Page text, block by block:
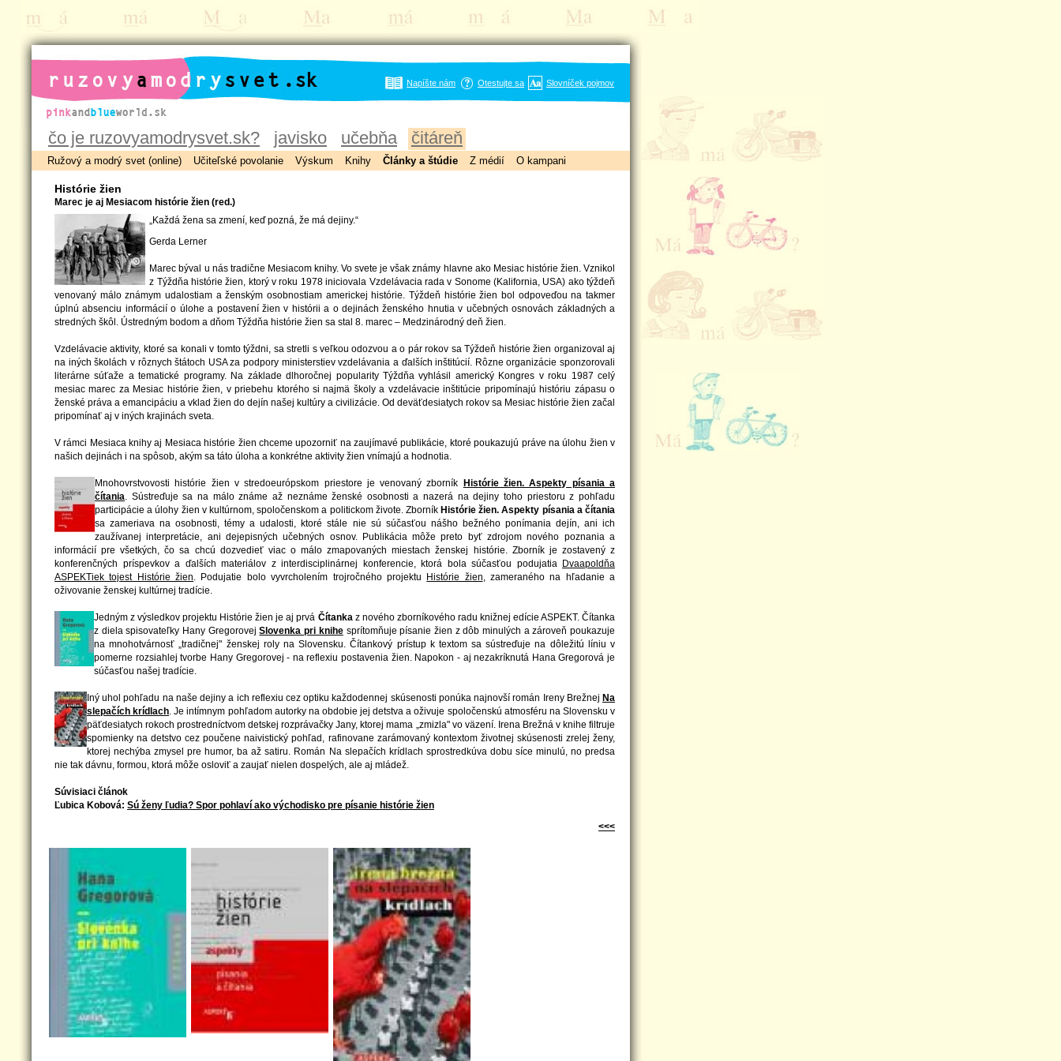
ruzovyamodrysvet.sk
Napíšte nám Otestujte sa Slovníček pojmov
čo je ruzovyamodrysvet.sk? javisko učebňa čitáreň
Ružový a modrý svet (online) Učiteľské povolanie Výskum Knihy Články a štúdie Z médií O kampani
Histórie žien
Marec je aj Mesiacom histórie žien (red.)
„Každá žena sa zmení, keď pozná, že má dejiny.“
Gerda Lerner
Marec býval u nás tradične Mesiacom knihy. Vo svete je však známy hlavne ako Mesiac histórie žien. Vznikol
z Týždňa histórie žien, ktorý v roku 1978 iniciovala Vzdelávacia rada v Sonome (Kalifornia, USA) ako týždeň
venovaný málo známym udalostiam a ženským osobnostiam americkej histórie. Týždeň histórie žien bol odpoveďou na takmer
úplnú absenciu informácií o úlohe a postavení žien v histórii a o dejinách ženského hnutia v učebných osnovách základných a
stredných škôl. Ústredným bodom a dňom Týždňa histórie žien sa stal 8. marec – Medzinárodný deň žien.
Vzdelávacie aktivity, ktoré sa konali v tomto týždni, sa stretli s veľkou odozvou a o pár rokov sa Týždeň histórie žien organizoval aj
na iných školách v rôznych štátoch USA za podpory ministerstiev vzdelávania a ďalších inštitúcií. Rôzne organizácie sponzorovali
literárne súťaže a tematické programy. Na základe dlhoročnej popularity Týždňa vyhlásil americký Kongres v roku 1987 celý
mesiac marec za Mesiac histórie žien, v priebehu ktorého si najmä školy a vzdelávacie inštitúcie pripomínajú históriu zápasu o
ženské práva a emancipáciu a vklad žien do dejín našej kultúry a civilizácie. Od deväťdesiatych rokov sa Mesiac histórie žien začal
pripomínať aj v iných krajinách sveta.
V rámci Mesiaca knihy aj Mesiaca histórie žien chceme upozorniť na zaujímavé publikácie, ktoré poukazujú práve na úlohu žien v
našich dejinách i na spôsob, akým sa táto úloha a konkrétne aktivity žien vnímajú a hodnotia.
Mnohovrstvovosti histórie žien v stredoeurópskom priestore je venovaný zborník
Histórie žien. Aspekty písania a
čítania. Sústreďuje sa na málo známe až neznáme ženské osobnosti a nazerá na dejiny toho priestoru z pohľadu
participácie a úlohy žien v kultúrnom, spoločenskom a politickom živote. Zborník Histórie žien. Aspekty písania a čítania
sa zameriava na osobnosti, témy a udalosti, ktoré stále nie sú súčasťou nášho bežného ponímania dejín, ani ich
zaužívanej interpretácie, ani dejepisných učebných osnov. Publikácia môže preto byť zdrojom nového poznania a
informácií pre všetkých, čo sa chcú dozvedieť viac o málo zmapovaných miestach ženskej histórie. Zborník je zostavený z
konferenčných príspevkov a ďalších materiálov z interdisciplinárnej konferencie, ktorá bola súčasťou podujatia Dvaapoldňa
ASPEKTiek tojest Histórie žien. Podujatie bolo vyvrcholením trojročného projektu Histórie žien, zameraného na hľadanie a
oživovanie ženskej kultúrnej tradície.
Jedným z výsledkov projektu Histórie žien je aj prvá Čítankaz nového zborníkového radu knižnej edície ASPEKT. Čítanka
z diela spisovateľky Hany GregorovejSlovenka pri knihesprítomňuje písanie žien z dôb minulých a zároveň poukazuje
na mnohotvárnosť „tradičnej" ženskej roly na Slovensku. Čítankový prístup k textom sa sústreďuje na dôležitú líniu v
pomerne rozsiahlej tvorbe Hany Gregorovej - na reflexiu postavenia žien. Napokon - aj nezakríknutá Hana Gregorová je
súčasťou našej tradície.
Iný uhol pohľadu na naše dejiny a ich reflexiu cez optiku každodennej skúsenosti ponúka najnovší román Ireny Brežnej Na
slepačích krídlach. Je intímnym pohľadom autorky na obdobie jej detstva a oživuje spoločenskú atmosféru na Slovensku v
päťdesiatych rokoch prostredníctvom detskej rozprávačky Jany, ktorej mama „zmizla" vo väzení. Irena Brežná v knihe filtruje
spomienky na detstvo cez poučene naivistický pohľad, rafinovane zarámovaný kontextom životnej skúsenosti zrelej ženy,
ktorej nechýba zmysel pre humor, ba až satiru. Román Na slepačích krídlach sprostredkúva dobu síce minulú, no predsa
nie tak dávnu, formou, ktorá môže osloviť a zaujať nielen dospelých, ale aj mládež.
Súvisiaci článok
Ľubica Kobová: Sú ženy ľudia? Spor pohlaví ako východisko pre písanie histórie žien
<<<